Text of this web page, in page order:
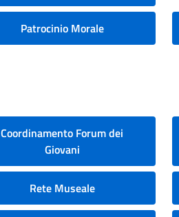
Patrocinio Morale
Coordinamento Forum dei
Giovani
Rete Museale